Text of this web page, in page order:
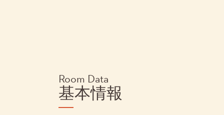
Room Data
基本情報